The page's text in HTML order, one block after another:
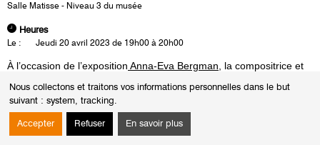
Nous collectons et traitons vos informations personnelles dans le but
suivant : system, tracking.
Accepter Refuser En savoir plus
Salle Matisse - Niveau 3 du musée
Heures
Le : Jeudi 20 avril 2023 de 19h00 à 20h00
À l’occasion de l’exposition Anna-Eva Bergman , la compositrice et
électroacoustique unique en dialogue avec la salle Matisse et en
résonance avec l'œuvre de Bergman.
La voix de Maja S. K. Ratkje est la principale source sonore de ses
performances mélangées et mixées à des dispositifs numériques et